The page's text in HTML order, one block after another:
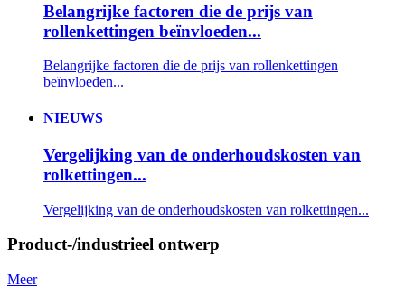
Belangrijke factoren die de prijs van
rollenkettingen beïnvloeden...
Belangrijke factoren die de prijs van rollenkettingen
beïnvloeden...
NIEUWS
Vergelijking van de onderhoudskosten van
rolkettingen...
Vergelijking van de onderhoudskosten van rolkettingen...
Product-/industrieel ontwerp
Meer